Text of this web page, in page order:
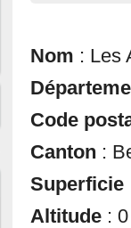
Nom : Les
Code
Canton :
Superficie
Altitude :